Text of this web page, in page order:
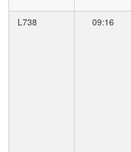
L738 09:16